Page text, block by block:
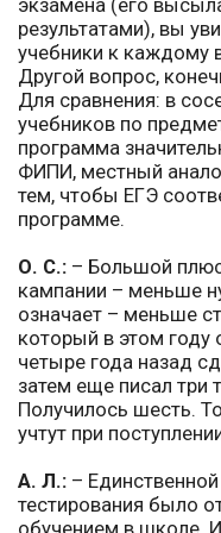
результатами), вы
учебники к каждому
Другой вопрос,
Для сравнения: в
учебников по
программа
ФИПИ, местный
тем, чтобы ЕГЭ
программе.
О. С.: – Большой
кампании – меньше
означает – меньше
который в этом году
четыре года назад
затем еще писал три
Получилось шесть.
учтут при
А. Л.: –
тестирования было
обучением в школе.